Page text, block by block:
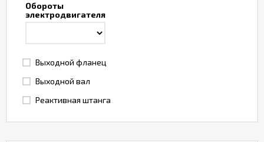
Обороты
электродвигателя
Выходной фланец
Выходной вал
Реактивная штанга